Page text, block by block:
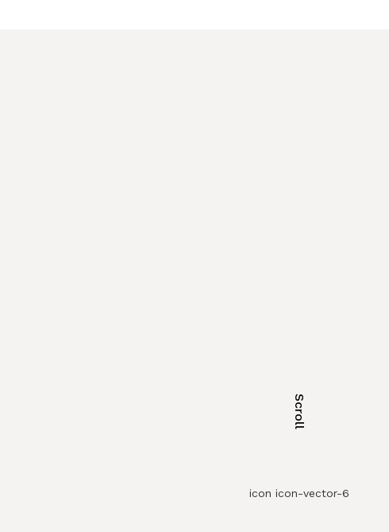
Scroll
icon icon-vector-6